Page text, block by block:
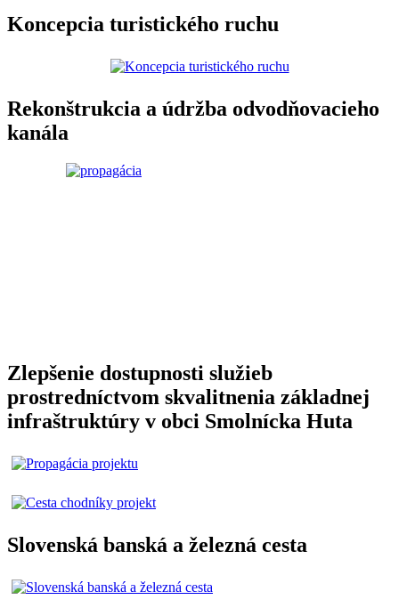
Koncepcia turistického ruchu
Rekonštrukcia a údržba odvodňovacieho
kanála
Zlepšenie dostupnosti služieb
prostredníctvom skvalitnenia základnej
infraštruktúry v obci Smolnícka Huta
Slovenská banská a železná cesta